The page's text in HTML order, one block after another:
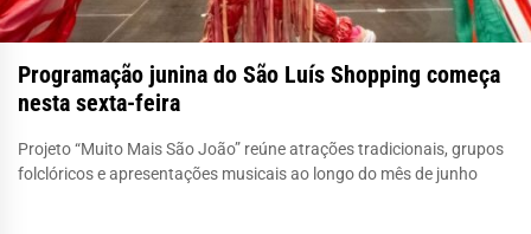
Programação junina do São Luís Shopping começa
nesta sexta-feira
Projeto “Muito Mais São João” reúne atrações tradicionais, grupos
folclóricos e apresentações musicais ao longo do mês de junho